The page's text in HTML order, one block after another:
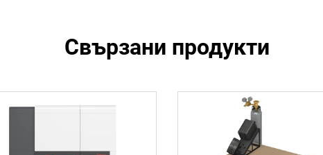
Свързани продукти